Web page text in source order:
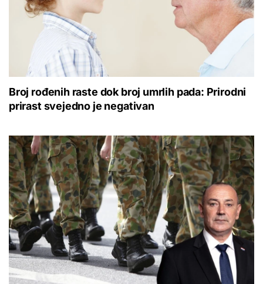
Broj rođenih raste dok broj umrlih pada: Prirodni
prirast svejedno je negativan